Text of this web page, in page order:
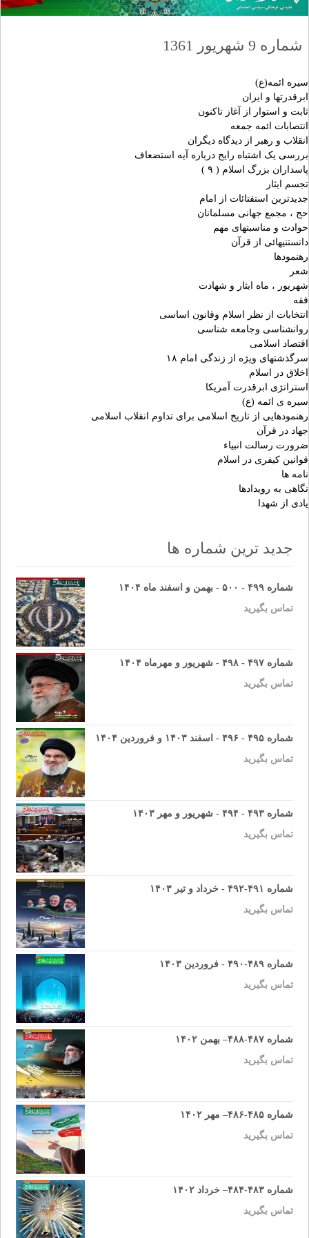
شماره 9 شهریور 1361
سیره ائمه(ع)
ابرقدرتها و ایران
ثابت و استوار از آغاز تاکنون
انتصابات ائمه جمعه
انقلاب و رهبر از دیدگاه دیگران
بررسی یک اشتباه رایج درباره آیه استضعاف
پاسداران بزرگ اسلام ( ۹ )
تجسم ایثار
جدیدترین استفتائات از امام
حج ، مجمع جهانی مسلمانان
حوادث و مناسبتهای مهم
دانستنیهائی از قرآن
رهنمودها
شعر
شهریور ، ماه ایثار و شهادت
فقه
انتخابات از نظر اسلام وقانون اساسی
روانشناسی وجامعه شناسی
اقتصاد اسلامی
سرگذشتهای ویژه از زندگی امام ۱۸
اخلاق در اسلام
استراتژی ابرقدرت آمریکا
سیره ی ائمه (ع)
رهنمودهایی از تاریخ اسلامی برای تداوم انقلاب اسلامی
جهاد در قرآن
ضرورت رسالت انبیاء
قوانین کیفری در اسلام
نامه ها
نگاهی به رویدادها
یادی از شهدا
جدید ترین شماره ها
شماره ۴۹۹ - ۵۰۰ - بهمن و اسفند ماه ۱۴۰۴
تماس بگیرید
شماره ۴۹۷ - ۴۹۸ - شهریور و مهرماه ۱۴۰۴
تماس بگیرید
شماره ۴۹۵ - ۴۹۶ - اسفند ۱۴۰۳ و فروردین ۱۴۰۴
تماس بگیرید
شماره ۴۹۳ - ۴۹۴ - شهریور و مهر ۱۴۰۳
تماس بگیرید
شماره ۴۹۱-۴۹۲ - خرداد و تیر ۱۴۰۳
تماس بگیرید
شماره ۴۸۹-۴۹۰ - فروردین ۱۴۰۳
تماس بگیرید
شماره ۴۸۷-۴۸۸– بهمن ۱۴۰۲
تماس بگیرید
شماره ۴۸۵-۴۸۶– مهر ۱۴۰۲
تماس بگیرید
شماره ۴۸۳-۴۸۴– خرداد ۱۴۰۲
تماس بگیرید